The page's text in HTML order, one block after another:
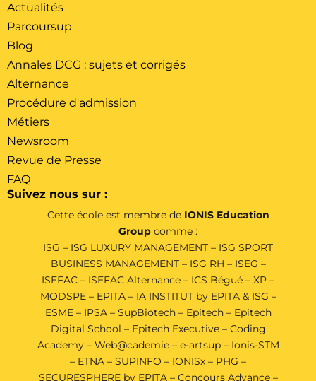
Actualités
Parcoursup
Blog
Annales DCG : sujets et corrigés
Alternance
Procédure d'admission
Métiers
Newsroom
Revue de Presse
FAQ
Suivez nous sur :
Cette école est membre de IONIS Education
Group comme :
ISG – ISG LUXURY MANAGEMENT – ISG SPORT
BUSINESS MANAGEMENT– ISG RH – ISEG –
ISEFAC – ISEFAC Alternance – ICS Bégué – XP –
MODSPE– EPITA– IA INSTITUT by EPITA & ISG –
ESME – IPSA – SupBiotech – Epitech – Epitech
Digital School – Epitech Executive–Coding
Academy– Web@cademie– e-artsup– Ionis-STM
– ETNA – SUPINFO – IONISx – PHG –
SECURESPHERE by EPITA – Concours Advance –